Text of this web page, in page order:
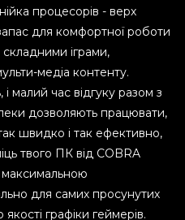
процесорів - верх
для комфортної роботи
іграми,
медіа контенту.
малий час відгуку разом з
дозволяють працювати,
швидко і так ефективно,
твого ПК від COBRA
максимальною
для самих просунутих
графіки геймерів.